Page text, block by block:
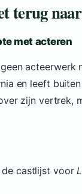
terug
met acteren
acteerwerk
en leeft
zijn vertrek,
de castlijst voor